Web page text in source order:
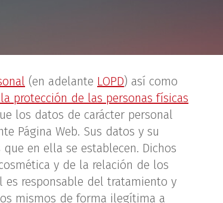
(en adelante LOPD) así como
protección de las personas físicas
los datos de carácter personal
Página Web. Sus datos y su
en ella se establecen. Dichos
y de la relación de los
es responsable del tratamiento y
mismos de forma ilegítima a